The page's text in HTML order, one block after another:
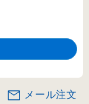
メール注文